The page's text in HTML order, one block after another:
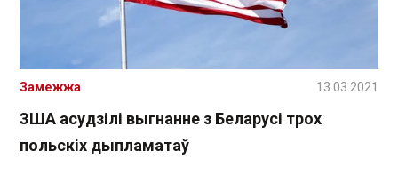
ЗША асудзілі выгнанне з Беларусі трох
польскіх дыпламатаў
Замежжа 13.03.2021